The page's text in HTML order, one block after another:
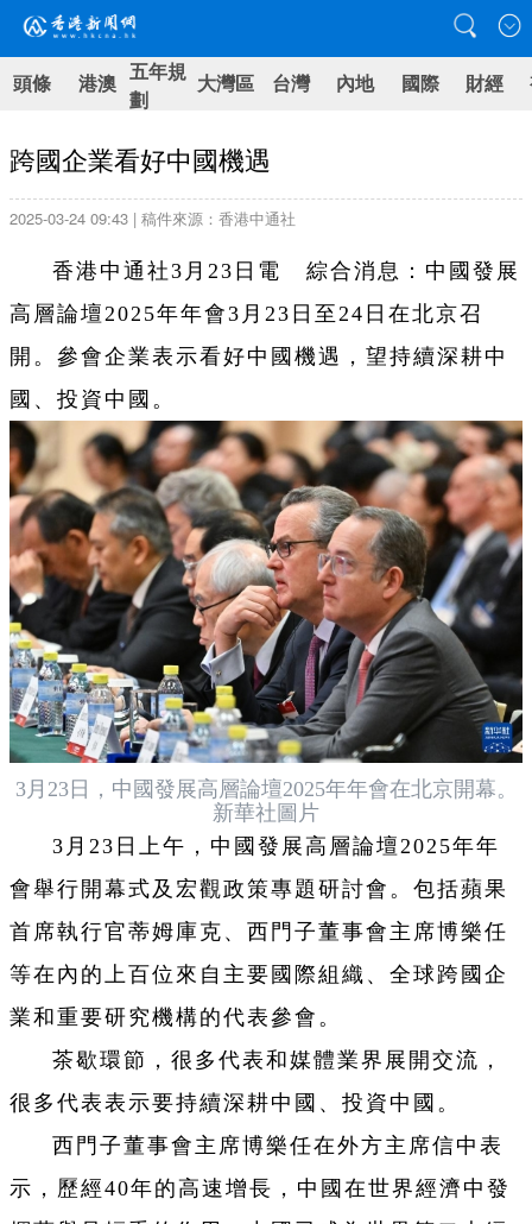
頭條 港澳 五年規
劃
大灣區 台灣 內地 國際 財經
跨國企業看好中國機遇
2025-03-24 09:43 | 稿件來源：香港中通社
香港中通社3月23日電 綜合消息：中國發展
高層論壇2025年年會3月23日至24日在北京召
開。參會企業表示看好中國機遇，望持續深耕中
國、投資中國。
3月23日，中國發展高層論壇2025年年會在北京開幕。
新華社圖片
3月23日上午，中國發展高層論壇2025年年
會舉行開幕式及宏觀政策專題研討會。包括蘋果
首席執行官蒂姆庫克、西門子董事會主席博樂任
等在內的上百位來自主要國際組織、全球跨國企
業和重要研究機構的代表參會。
茶歇環節，很多代表和媒體業界展開交流，
很多代表表示要持續深耕中國、投資中國。
西門子董事會主席博樂任在外方主席信中表
示，歷經40年的高速增長，中國在世界經濟中發